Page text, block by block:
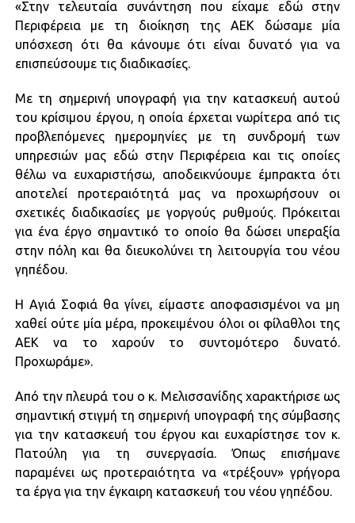
«Στην τελευταία συνάντηση που είχαμε εδώ στην
Περιφέρεια με τη διοίκηση της ΑΕΚ δώσαμε μία
υπόσχεση ότι θα κάνουμε ότι είναι δυνατό για να
επισπεύσουμε τις διαδικασίες.
Με τη σημερινή υπογραφή για την κατασκευή αυτού
του κρίσιμου έργου, η οποία έρχεται νωρίτερα από τις
προβλεπόμενες ημερομηνίες με τη συνδρομή των
υπηρεσιών μας εδώ στην Περιφέρεια και τις οποίες
θέλω να ευχαριστήσω, αποδεικνύουμε έμπρακτα ότι
αποτελεί προτεραιότητά μας να προχωρήσουν οι
σχετικές διαδικασίες με γοργούς ρυθμούς. Πρόκειται
για ένα έργο σημαντικό το οποίο θα δώσει υπεραξία
στην πόλη και θα διευκολύνει τη λειτουργία του νέου
γηπέδου.
Η Αγιά Σοφιά θα γίνει, είμαστε αποφασισμένοι να μη
χαθεί ούτε μία μέρα, προκειμένου όλοι οι φίλαθλοι της
ΑΕΚ να το χαρούν το συντομότερο δυνατό.
Προχωράμε».
Από την πλευρά του ο κ. Μελισσανίδης χαρακτήρισε ως
σημαντική στιγμή τη σημερινή υπογραφή της σύμβασης
για την κατασκευή του έργου και ευχαρίστησε τον κ.
Πατούλη για τη συνεργασία. Όπως επισήμανε
παραμένει ως προτεραιότητα να «τρέξουν» γρήγορα
τα έργα για την έγκαιρη κατασκευή του νέου γηπέδου.